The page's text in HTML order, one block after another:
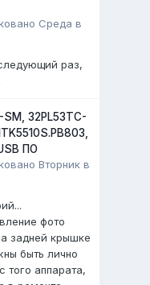
Среда в
раз,
SM, 32PL53TC-
ПО
Вторник в
фото
задней крышке
быть лично
того аппарата,